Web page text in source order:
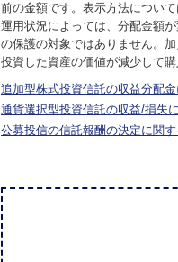
前の金額です。表示方法につい
運用状況によっては、分配金額
の保護の対象ではありません。
投資した資産の価値が減少して
追加型株式投資信託の収益分配
通貨選択型投資信託の収益/損失
公募投信の信託報酬の決定に関